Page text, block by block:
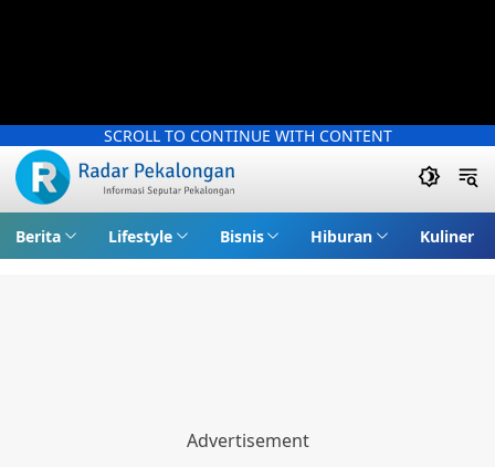
SCROLL TO CONTINUE WITH CONTENT
Berita Lifestyle Bisnis Hiburan Kuliner